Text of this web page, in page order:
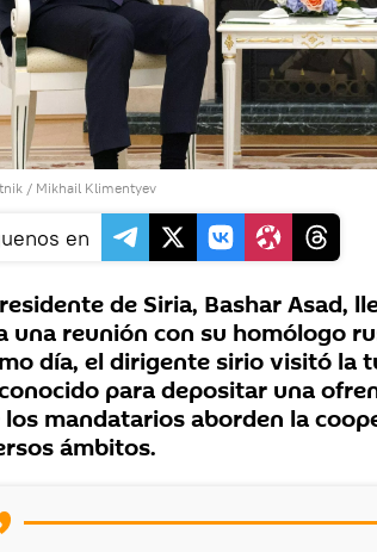
/ Mikhail Klimentyev
en
de Siria, Bashar Asad,
una reunión con su homólogo
día, el dirigente sirio visitó la
para depositar una
los mandatarios aborden la
ámbitos.